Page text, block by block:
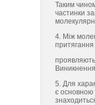
Таким
частинки
4. Між
5. Для
є основною